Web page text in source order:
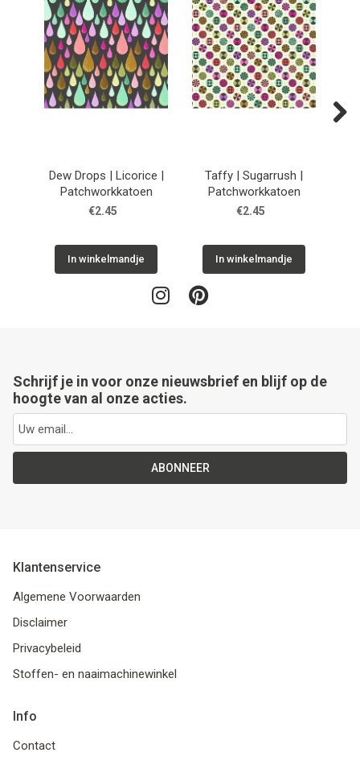
Dew Drops | Licorice |
Patchworkkatoen
€2.45
In winkelmandje
Taffy | Sugarrush |
Patchworkkatoen
€2.45
In winkelmandje
Schrijf je in voor onze nieuwsbrief en blijf op de
hoogte van al onze acties.
ABONNEER
Klantenservice
Algemene Voorwaarden
Disclaimer
Privacybeleid
Stoffen- en naaimachinewinkel
Info
Contact